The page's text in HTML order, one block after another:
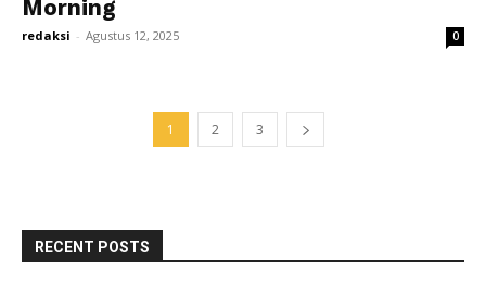
Morning
redaksi - Agustus 12, 2025 0
1 2 3
RECENT POSTS